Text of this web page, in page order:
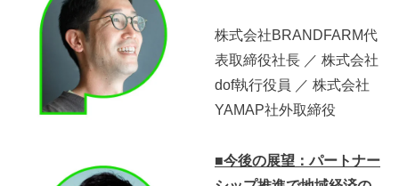
株式会社BRANDFARM代
表取締役社長 ／ 株式会社
dof執行役員 ／ 株式会社
YAMAP社外取締役
■今後の展望：パートナー